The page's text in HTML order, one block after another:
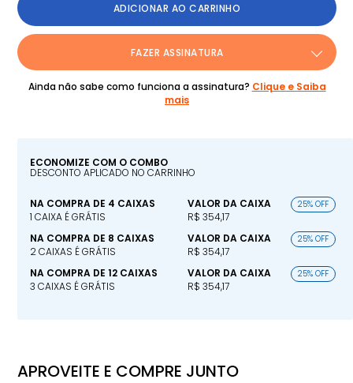
ADICIONAR AO CARRINHO
FAZER ASSINATURA
Ainda não sabe como funciona a assinatura? Clique e Saiba
mais
ECONOMIZE COM O COMBO
DESCONTO APLICADO NO CARRINHO
NA COMPRA DE 4 CAIXAS
1 CAIXA É GRÁTIS
VALOR DA CAIXA
R$ 354,17
25% OFF
NA COMPRA DE 8 CAIXAS
2 CAIXAS É GRÁTIS
VALOR DA CAIXA
R$ 354,17
25% OFF
NA COMPRA DE 12 CAIXAS
3 CAIXAS É GRÁTIS
VALOR DA CAIXA
R$ 354,17
25% OFF
APROVEITE E COMPRE JUNTO